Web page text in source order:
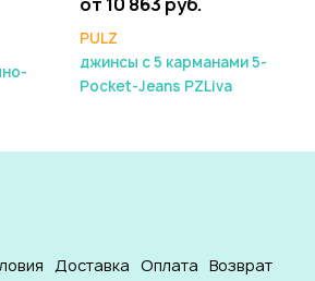
PULZ
джинсы с 5 карманами 5-
Pocket-Jeans PZLiva
Доставка Оплата Возврат